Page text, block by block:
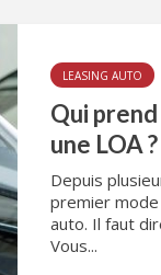
LEASING AUTO
Qui
une LOA ?
Depuis
premier
auto. Il faut
Vous...